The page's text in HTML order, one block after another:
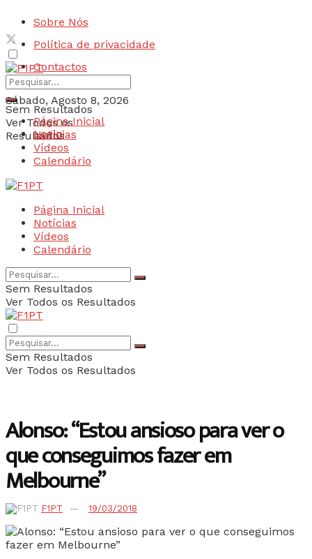
Sobre Nós
Política de privacidade
Contactos
Sábado, Agosto 8, 2026
Login
Sem Resultados
Ver Todos os
Resultados
Página Inicial
Notícias
Vídeos
Calendário
Página Inicial
Notícias
Vídeos
Calendário
Sem Resultados
Ver Todos os Resultados
Sem Resultados
Ver Todos os Resultados
Alonso: “Estou ansioso para ver o
que conseguimos fazer em
Melbourne”
F1PT 19/03/2018